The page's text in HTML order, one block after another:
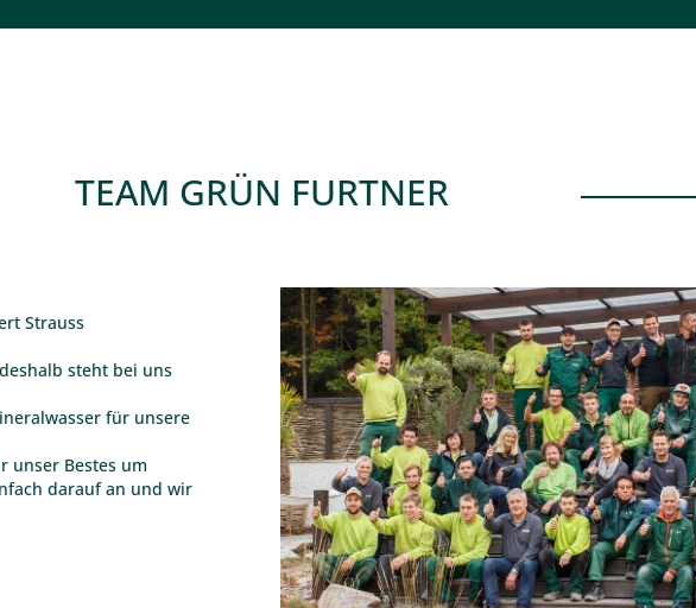
TEAM GRÜN FURTNER
Strauss
steht bei uns
für unsere
unser Bestes um
darauf an und wir